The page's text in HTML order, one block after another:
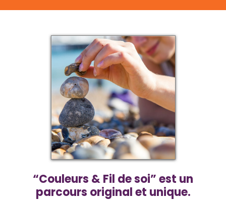
“Couleurs & Fil de soi” est un
parcours original et unique.